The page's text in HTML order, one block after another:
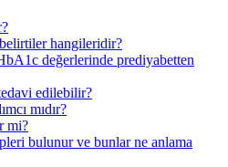
hangileridir?
değerlerinde prediyabetten
edilebilir?
mıdır?
mi?
bulunur ve bunlar ne anlama